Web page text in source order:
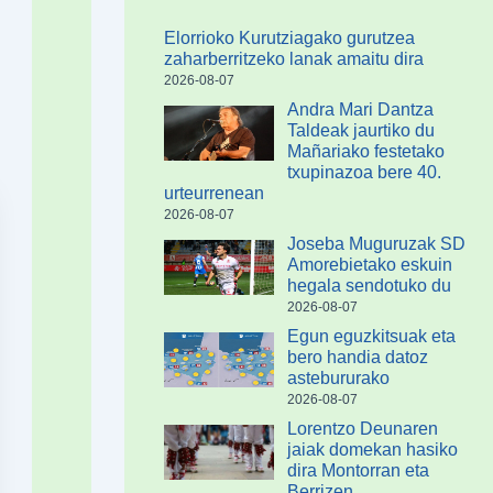
Elorrioko Kurutziagako gurutzea
zaharberritzeko lanak amaitu dira
2026-08-07
Andra Mari Dantza
Taldeak jaurtiko du
Mañariako festetako
txupinazoa bere 40.
urteurrenean
2026-08-07
Joseba Muguruzak SD
Amorebietako eskuin
hegala sendotuko du
2026-08-07
Egun eguzkitsuak eta
bero handia datoz
astebururako
2026-08-07
Lorentzo Deunaren
jaiak domekan hasiko
dira Montorran eta